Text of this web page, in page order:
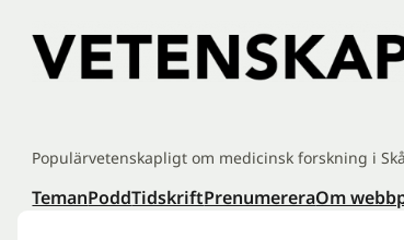
innehåll
Populärvetenskapligt om medicinsk forskning i
TemanPoddTidskriftPrenumereraOm